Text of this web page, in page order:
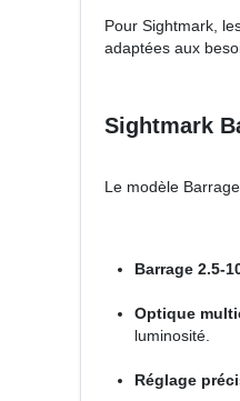
Pour Sightmark,
adaptées aux
Sightmark
Le modèle
Barrage 2.5-
Optique
luminosité.
Réglage